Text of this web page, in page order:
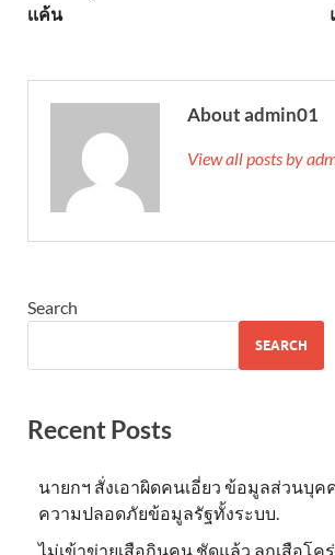
เเค้น
About admin01
View all posts by
Search
SEARCH
Recent Posts
นายกฯ สั่งเอาผิดคนเอี่ยว ข้อมูลส่วนบุค
ความปลอดภัยข้อมูลรัฐทั้งระบบ.
ไม่เข้าข่าย​เสือกินคน ชัดแล้ว ลูกเสือโค